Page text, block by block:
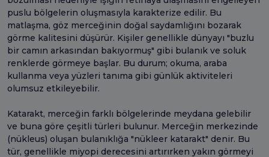
puslu bölgelerin oluşmasıyla karakterize edilir. Bu
matlaşma, göz merceğinin doğal saydamlığını bozarak
görme kalitesini düşürür. Kişiler genellikle dünyayı "buzlu
bir camın arkasından bakıyormuş" gibi bulanık ve soluk
renklerde görmeye başlar. Bu durum; okuma, araba
kullanma veya yüzleri tanıma gibi günlük aktiviteleri
olumsuz etkileyebilir.
Katarakt, merceğin farklı bölgelerinde meydana gelebilir
ve buna göre çeşitli türleri bulunur. Merceğin merkezinde
(nükleus) oluşan bulanıklığa "nükleer katarakt" denir. Bu
tür, genellikle miyopi derecesini artırırken yakın görmeyi